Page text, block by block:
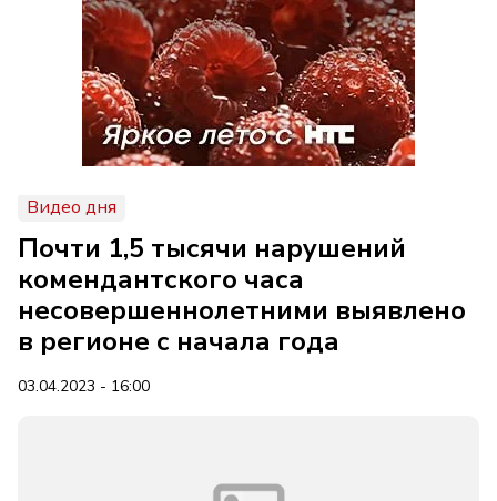
Видео дня
Почти 1,5 тысячи нарушений
комендантского часа
несовершеннолетними выявлено
в регионе с начала года
03.04.2023 - 16:00